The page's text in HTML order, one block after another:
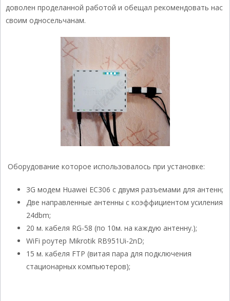
доволен проделанной работой и обещал рекомендовать нас
своим односельчанам.
Оборудование которое использовалось при установке:
3G модем Huawei EC306 с двумя разъемами для антенн;
Две направленные антенны с коэффициентом усиления
24dbm;
20 м. кабеля RG-58 (по 10м. на каждую антенну.);
WiFi роутер Mikrotik RB951Ui-2nD;
15 м. кабеля FTP (витая пара для подключения
стационарных компьютеров);